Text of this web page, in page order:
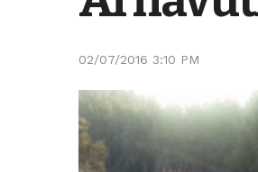
02/07/2016 3:10 PM